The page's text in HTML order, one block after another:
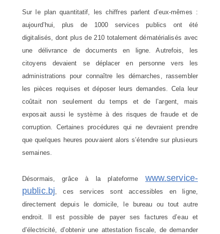
Sur le plan quantitatif, les chiffres parlent d’eux-mêmes :
aujourd’hui, plus de 1000 services publics ont été
digitalisés, dont plus de 210 totalement dématérialisés avec
une délivrance de documents en ligne. Autrefois, les
citoyens devaient se déplacer en personne vers les
administrations pour connaître les démarches, rassembler
les pièces requises et déposer leurs demandes. Cela leur
coûtait non seulement du temps et de l’argent, mais
exposait aussi le système à des risques de fraude et de
corruption. Certaines procédures qui ne devraient prendre
que quelques heures pouvaient alors s’étendre sur plusieurs
semaines.
Désormais, grâce à la plateforme www.service-
public.bj , ces services sont accessibles en ligne,
directement depuis le domicile, le bureau ou tout autre
endroit. Il est possible de payer ses factures d’eau et
d’électricité, d’obtenir une attestation fiscale, de demander